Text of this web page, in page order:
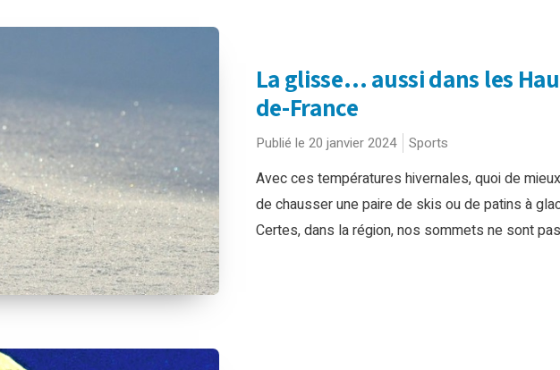
La glisse… aussi dans les
de-France
Publié le 20 janvier 2024 Sports
Avec ces températures hivernales, quoi de
de chausser une paire de skis ou de patins à
Certes, dans la région, nos sommets ne sont